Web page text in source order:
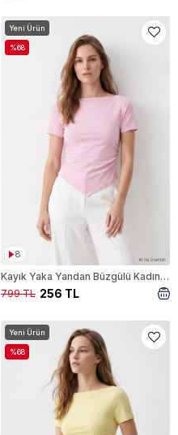
8
Kayık Yaka Yandan Büzgülü Kadın Bluz 0459 Pembe
256 TL
799 TL
Yeni Ürün
%68
Yeni Ürün
%68